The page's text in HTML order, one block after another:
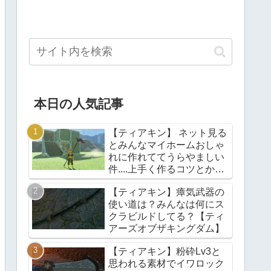
本日の人気記事
【ティアキン】 ネット見る
とみんなマイホームおしゃ
れに作れててうらやましい
件....上手く作るコツとかあ
る？【ティアーズオブザキ
ングダム】
【ティアキン】瘴気武器の
使い道は？みんなは何にス
クラビルドしてる？【ティ
アーズオブザキングダム】
【ティアキン】粉砕Lv3と
思われる素材でイワロック